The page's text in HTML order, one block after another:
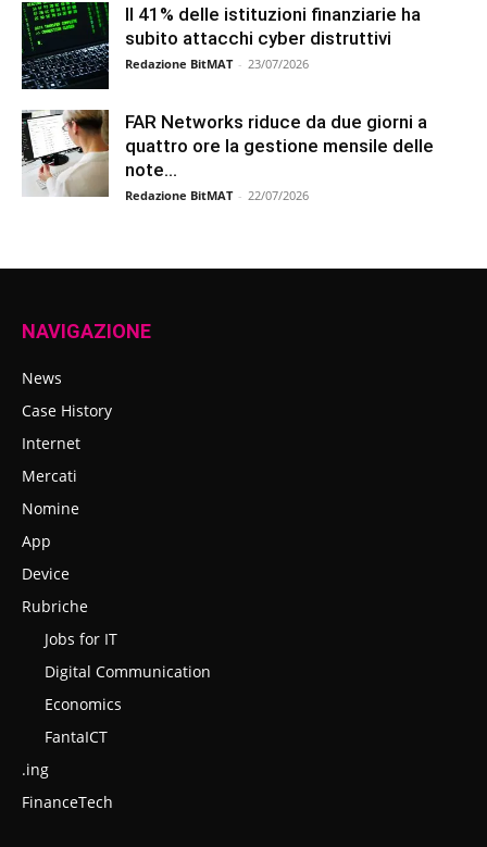
Il 41% delle istituzioni finanziarie ha
subito attacchi cyber distruttivi
Redazione BitMAT - 23/07/2026
FAR Networks riduce da due giorni a
quattro ore la gestione mensile delle
note...
Redazione BitMAT - 22/07/2026
NAVIGAZIONE
News
Case History
Internet
Mercati
Nomine
App
Device
Rubriche
Jobs for IT
Digital Communication
Economics
FantaICT
.ing
FinanceTech